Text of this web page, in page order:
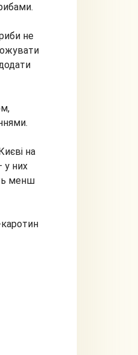
не
на
у них
менш
каротин